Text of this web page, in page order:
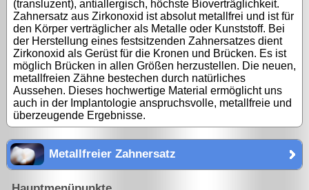
(transluzent), antiallergisch, höchste Bioverträglichkeit.
Zahnersatz aus Zirkonoxid ist absolut metallfrei und ist für
den Körper verträglicher als Metalle oder Kunststoff. Bei
der Herstellung eines festsitzenden Zahnersatzes dient
Zirkonoxid als Gerüst für die Kronen und Brücken. Es ist
möglich Brücken in allen Größen herzustellen. Die neuen,
metallfreien Zähne bestechen durch natürliches
Aussehen. Dieses hochwertige Material ermöglicht uns
auch in der Implantologie anspruchsvolle, metallfreie und
überzeugende Ergebnisse.
Metallfreier Zahnersatz